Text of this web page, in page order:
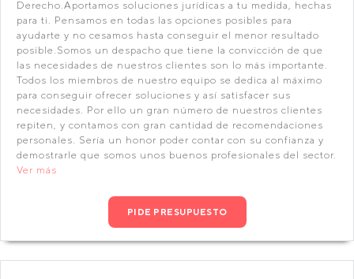
Derecho.Aportamos soluciones jurídicas a tu medida, hechas
para ti. Pensamos en todas las opciones posibles para
ayudarte y no cesamos hasta conseguir el menor resultado
posible.Somos un despacho que tiene la convicción de que
las necesidades de nuestros clientes son lo más importante.
Todos los miembros de nuestro equipo se dedica al máximo
para conseguir ofrecer soluciones y así satisfacer sus
necesidades. Por ello un gran número de nuestros clientes
repiten, y contamos con gran cantidad de recomendaciones
personales. Sería un honor poder contar con su confianza y
demostrarle que somos unos buenos profesionales del sector.
Ver más
PIDE PRESUPUESTO